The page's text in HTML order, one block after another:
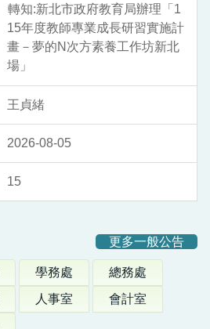
轉知:新北市政府教育局辦理「1
15年度教師專業成長研習實施計
畫－夢的N次方素養工作坊新北
場」
王貞緒
2026-08-05
15
更多一般公告
學務處
總務處
人事室
會計室